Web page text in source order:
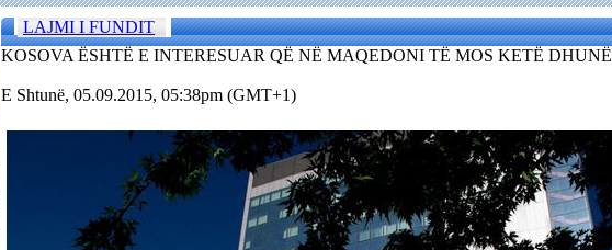
LAJMI I FUNDIT
KOSOVA ËSHTË E INTERESUAR QË NË MAQEDONI TË MOS KETË DHUNË
E Shtunë, 05.09.2015, 05:38pm (GMT+1)